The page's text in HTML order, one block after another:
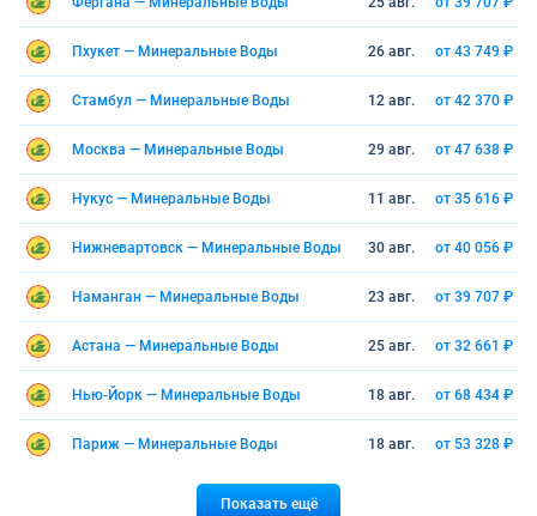
Пхукет — Минеральные Воды 26 авг. от 43 749 ₽
Стамбул — Минеральные Воды 12 авг. от 42 370 ₽
Москва — Минеральные Воды 29 авг. от 47 638 ₽
Нукус — Минеральные Воды 11 авг. от 35 616 ₽
Нижневартовск — Минеральные Воды 30 авг. от 40 056 ₽
Наманган — Минеральные Воды 23 авг. от 39 707 ₽
Астана — Минеральные Воды 25 авг. от 32 661 ₽
Нью-Йорк — Минеральные Воды 18 авг. от 68 434 ₽
Париж — Минеральные Воды 18 авг. от 53 328 ₽
Показать ещё